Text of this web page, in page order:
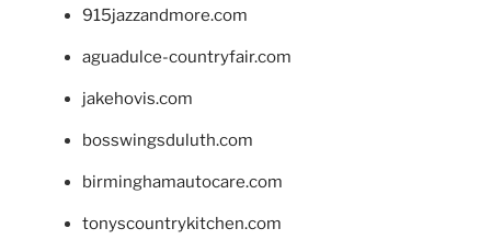
915jazzandmore.com
aguadulce-countryfair.com
jakehovis.com
bosswingsduluth.com
birminghamautocare.com
tonyscountrykitchen.com